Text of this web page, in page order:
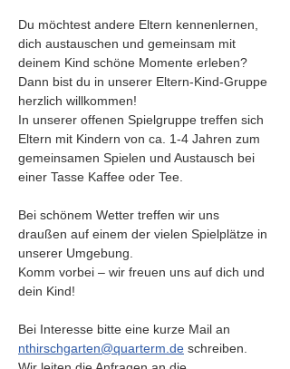
Du möchtest andere Eltern kennenlernen,
dich austauschen und gemeinsam mit
deinem Kind schöne Momente erleben?
Dann bist du in unserer Eltern-Kind-Gruppe
herzlich willkommen!
In unserer offenen Spielgruppe treffen sich
Eltern mit Kindern von ca. 1-4 Jahren zum
gemeinsamen Spielen und Austausch bei
einer Tasse Kaffee oder Tee.
Bei schönem Wetter treffen wir uns
draußen auf einem der vielen Spielplätze in
unserer Umgebung.
Komm vorbei – wir freuen uns auf dich und
dein Kind!
Bei Interesse bitte eine kurze Mail an
nthirschgarten@quarterm.de schreiben.